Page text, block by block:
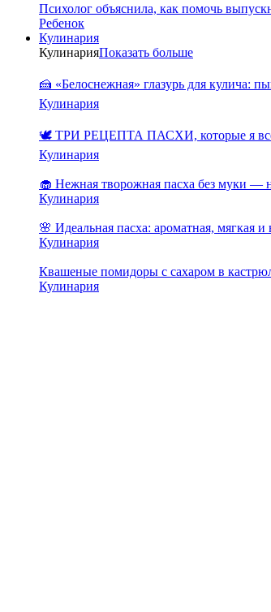
Психолог объяснила, как помочь
Ребенок
Кулинария
КулинарияПоказать больше
🍰 «Белоснежная» глазурь для кулича:
Кулинария
🕊️ ТРИ РЕЦЕПТА ПАСХИ, которые я
Кулинария
🧁 Нежная творожная пасха без муки
Кулинария
🌸 Идеальная пасха: ароматная, мягкая и
Кулинария
Квашеные помидоры с сахаром в
Кулинария